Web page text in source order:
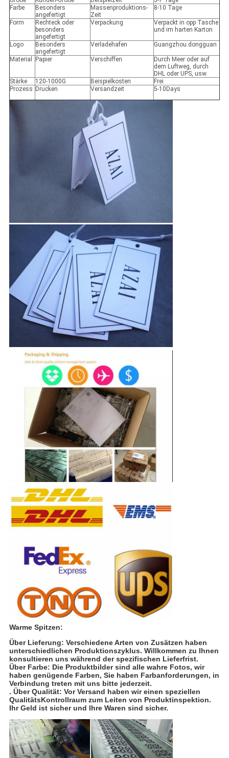
Farbe
Besonders
angefertigt
Massenproduktions-
Zeit
8-10 Tage
Form
Rechteck oder
besonders
angefertigt
Verpackung
Verpackt in opp Tasche
und im harten Karton
Logo
Besonders
angefertigt
Verladehafen Guangzhou.dongguan
Material Papier Verschiffen
Durch Meer oder auf
dem Luftweg, durch
DHL oder UPS, usw.
Stärke
120-1000G Beispielkosten
Frei
Prozess Drucken Versandzeit 5-10Days
Warme Spitzen:
Über Lieferung: Verschiedene Arten von Zusätzen haben
unterschiedlichen Produktionszyklus. Willkommen zu Ihnen
konsultieren uns während der spezifischen Lieferfrist.
Über Farbe: Die Produktbilder sind alle wahre Fotos, wir
haben genügende Farben, Sie haben Farbanforderungen, in
Verbindung treten mit uns bitte jederzeit.
. Über Qualität: Vor Versand haben wir einen speziellen
QualitätsKontrollraum zum Leiten von Produktinspektion.
Ihr Geld ist sicher und Ihre Waren sind sicher.